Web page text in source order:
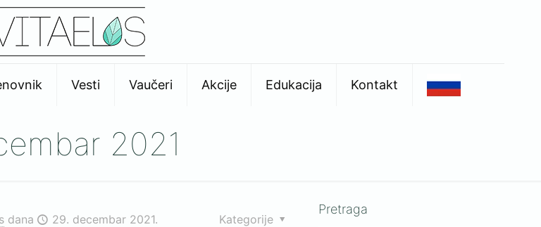
Vesti Vaučeri Akcije Edukacija Kontakt
2021
dana 29. decembar 2021. Kategorije
Pretraga